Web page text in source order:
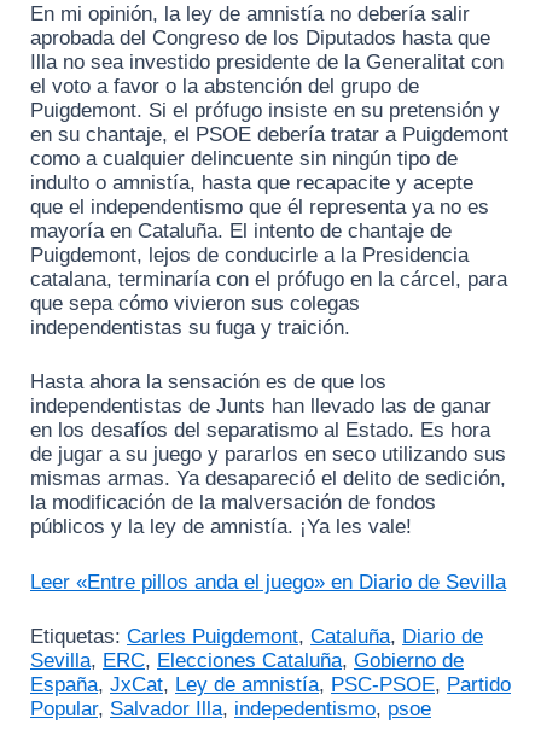
En mi opinión, la ley de amnistía no debería salir
aprobada del Congreso de los Diputados hasta que
Illa no sea investido presidente de la Generalitat con
el voto a favor o la abstención del grupo de
Puigdemont. Si el prófugo insiste en su pretensión y
en su chantaje, el PSOE debería tratar a Puigdemont
como a cualquier delincuente sin ningún tipo de
indulto o amnistía, hasta que recapacite y acepte
que el independentismo que él representa ya no es
mayoría en Cataluña. El intento de chantaje de
Puigdemont, lejos de conducirle a la Presidencia
catalana, terminaría con el prófugo en la cárcel, para
que sepa cómo vivieron sus colegas
independentistas su fuga y traición.
Hasta ahora la sensación es de que los
independentistas de Junts han llevado las de ganar
en los desafíos del separatismo al Estado. Es hora
de jugar a su juego y pararlos en seco utilizando sus
mismas armas. Ya desapareció el delito de sedición,
la modificación de la malversación de fondos
públicos y la ley de amnistía. ¡Ya les vale!
Leer «Entre pillos anda el juego» en Diario de Sevilla
Etiquetas: Carles Puigdemont, Cataluña, Diario de
Sevilla, ERC, Elecciones Cataluña, Gobierno de
España, JxCat, Ley de amnistía, PSC-PSOE, Partido
Popular, Salvador Illa, indepedentismo, psoe